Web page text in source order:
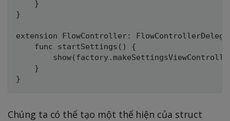
    }
}
extension FlowController:
    func startSettings() {
    }
Chúng ta có thể tạo một thể hiện của struct